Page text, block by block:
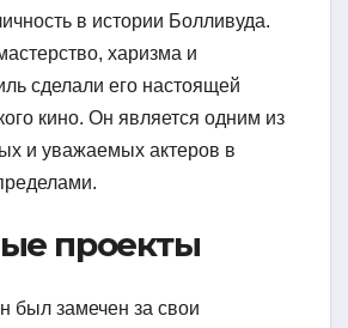
в истории Болливуда.
харизма и
сделали его настоящей
кино. Он является одним из
и уважаемых актеров в
проекты
был замечен за свои